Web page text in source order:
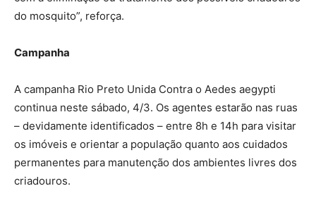
do mosquito”, reforça.
Campanha
A campanha Rio Preto Unida Contra o Aedes aegypti
continua neste sábado, 4/3. Os agentes estarão nas ruas
– devidamente identificados – entre 8h e 14h para visitar
os imóveis e orientar a população quanto aos cuidados
permanentes para manutenção dos ambientes livres dos
criadouros.